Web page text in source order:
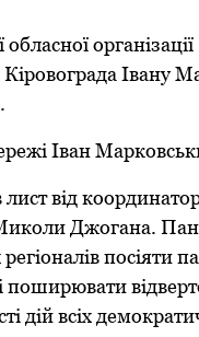
обласної
Івану
Іван
від
Миколи Джогана.
посіяти
поширювати
дій всіх